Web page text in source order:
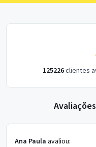
125226clientes
Ana Paula avaliou: